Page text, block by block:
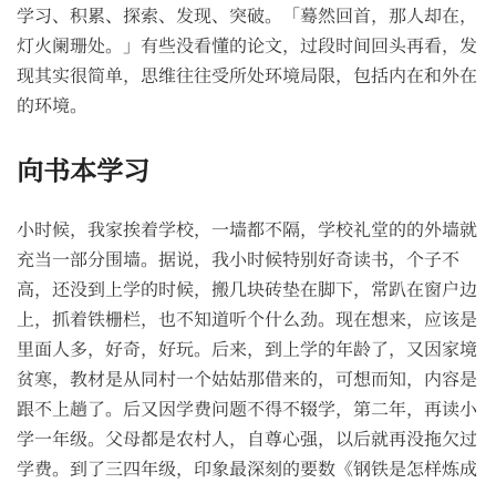
学习、积累、探索、发现、突破。「蓦然回首，那人却在，
灯火阑珊处。」有些没看懂的论文，过段时间回头再看，发
现其实很简单，思维往往受所处环境局限，包括内在和外在
的环境。
向书本学习
小时候，我家挨着学校，一墙都不隔，学校礼堂的的外墙就
充当一部分围墙。据说，我小时候特别好奇读书，个子不
高，还没到上学的时候，搬几块砖垫在脚下，常趴在窗户边
上，抓着铁栅栏，也不知道听个什么劲。现在想来，应该是
里面人多，好奇，好玩。后来，到上学的年龄了，又因家境
贫寒，教材是从同村一个姑姑那借来的，可想而知，内容是
跟不上趟了。后又因学费问题不得不辍学，第二年，再读小
学一年级。父母都是农村人，自尊心强，以后就再没拖欠过
学费。到了三四年级，印象最深刻的要数《钢铁是怎样炼成